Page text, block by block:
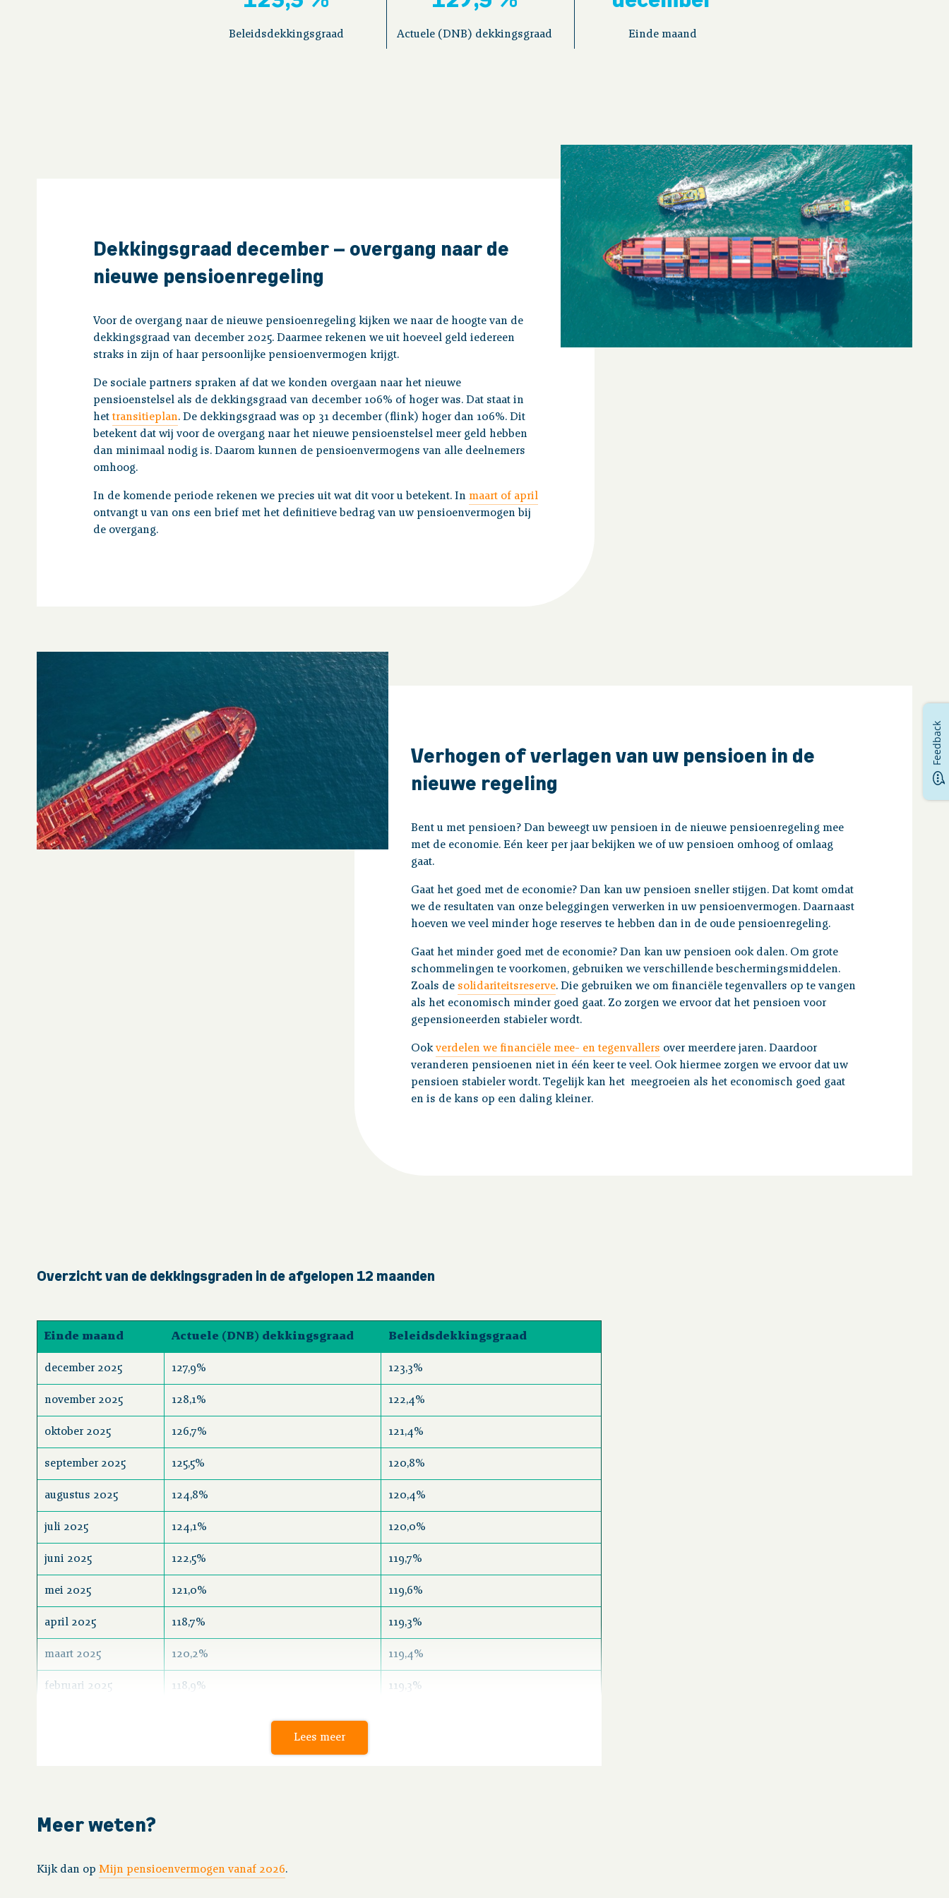
Beleidsdekkingsgraad Actuele (DNB) dekkingsgraad Einde maand
Dekkingsgraad december – overgang naar de
nieuwe pensioenregeling
Voor de overgang naar de nieuwe pensioenregeling kijken we naar de hoogte van de
dekkingsgraad van december 2025. Daarmee rekenen we uit hoeveel geld iedereen
straks in zijn of haar persoonlijke pensioenvermogen krijgt.
De sociale partners spraken af dat we konden overgaan naar het nieuwe
pensioenstelsel als de dekkingsgraad van december 106% of hoger was. Dat staat in
het transitieplan. De dekkingsgraad was op 31 december (flink) hoger dan 106%. Dit
betekent dat wij voor de overgang naar het nieuwe pensioenstelsel meer geld hebben
dan minimaal nodig is. Daarom kunnen de pensioenvermogens van alle deelnemers
omhoog.
In de komende periode rekenen we precies uit wat dit voor u betekent. In maart of april
ontvangt u van ons een brief met het definitieve bedrag van uw pensioenvermogen bij
de overgang.
Verhogen of verlagen van uw pensioen in de
nieuwe regeling
Bent u met pensioen? Dan beweegt uw pensioen in de nieuwe pensioenregeling mee
met de economie. Eén keer per jaar bekijken we of uw pensioen omhoog of omlaag
gaat.
Gaat het goed met de economie? Dan kan uw pensioen sneller stijgen. Dat komt omdat
we de resultaten van onze beleggingen verwerken in uw pensioenvermogen. Daarnaast
hoeven we veel minder hoge reserves te hebben dan in de oude pensioenregeling.
Gaat het minder goed met de economie? Dan kan uw pensioen ook dalen. Om grote
schommelingen te voorkomen, gebruiken we verschillende beschermingsmiddelen.
Zoals de solidariteitsreserve. Die gebruiken we om financiële tegenvallers op te vangen
als het economisch minder goed gaat. Zo zorgen we ervoor dat het pensioen voor
gepensioneerden stabieler wordt.
Ookverdelen we financiële mee- en tegenvallers over meerdere jaren. Daardoor
veranderen pensioenen niet in één keer te veel. Ook hiermee zorgen we ervoor dat uw
pensioen stabieler wordt. Tegelijk kan het meegroeien als het economisch goed gaat
en is de kans op een daling kleiner.
Lees meer
Overzicht van de dekkingsgraden in de afgelopen 12 maanden
Einde maand Actuele (DNB) dekkingsgraad Beleidsdekkingsgraad
december 2025 127,9% 123,3%
november 2025 128,1% 122,4%
oktober 2025 126,7% 121,4%
september 2025 125,5% 120,8%
augustus 2025 124,8% 120,4%
juli 2025 124,1% 120,0%
juni 2025 122,5% 119,7%
mei 2025 121,0% 119,6%
april 2025 118,7% 119,3%
maart 2025 120,2% 119,4%
februari 2025 118,9% 119,3%
Meer weten?
Kijk dan op Mijn pensioenvermogen vanaf 2026.
Feedback